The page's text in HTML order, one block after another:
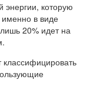
энергии, которую
именно в виде
20% идет на
классифицировать